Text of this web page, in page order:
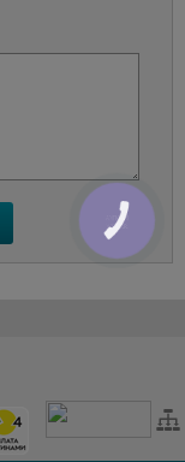
КНОПКА
ЗВ'ЯЗКУ